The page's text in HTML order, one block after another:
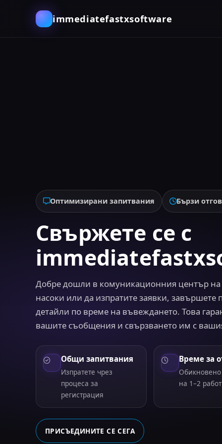
immediatefastxsoftware
Оптимизирани запитвания Бързи
Свържете се с
Добре дошли в комуникационния център
насоки или да изпратите заявки, завършете
детайли по време на въвеждането. Това
вашите съобщения и свързването им с
Общи запитвания
Изпратете чрез
процеса за
регистрация
Време за
на 1–2
ПРИСЪЕДИНИТЕ СЕ СЕГА